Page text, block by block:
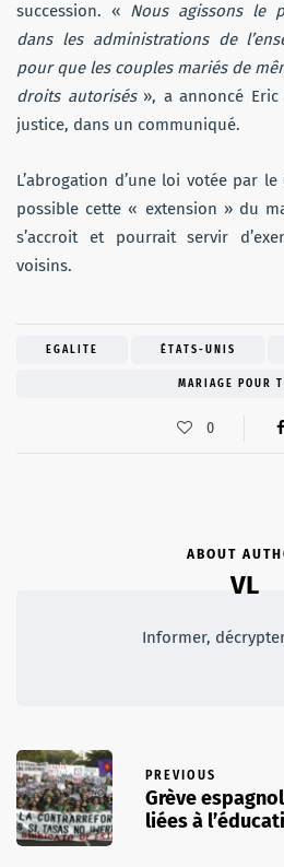
succession. « Nous agissons le
dans les administrations de
pour que les couples mariés de
droits autorisés», a annoncé Eric
justice, dans un communiqué.
L’abrogation d’une loi votée par
possible cette « extension » du
s’accroit et pourrait servir
voisins.
EGALITE ÉTATS-UNIS
MARIAGE POUR
0
ABOUT
VL
Informer,
PREVIOUS
Grève
liées à